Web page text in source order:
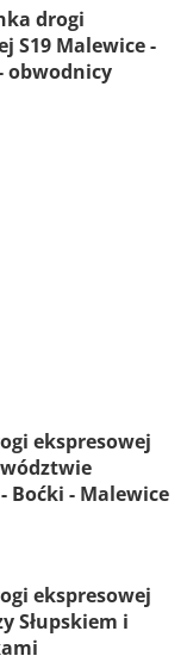
drogi
S19 Malewice -
obwodnicy
ekspresowej
Boćki - Malewice
ekspresowej
Słupskiem i